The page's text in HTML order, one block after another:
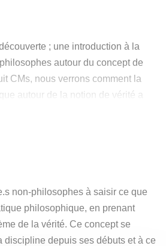
découverte ; une introduction à la
autour du concept de
CMs, nous verrons comment la
autour de la notion de vérité a
d’exemples tirés de grands
la démocratie athénienne, le
les révolutions
souvent appelé l’ère de la
de voir de quels outils conceptuels
armer face à des situations
échappe. De cette manière,
non-philosophes à saisir ce que
philosophique, en prenant
de la vérité. Ce concept se
depuis ses débuts et à ce